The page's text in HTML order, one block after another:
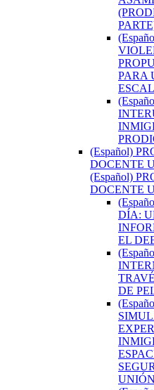
PARA
(Español)
DOCENTE
(Español)
DOCENTE
DÍA:
EL
DE